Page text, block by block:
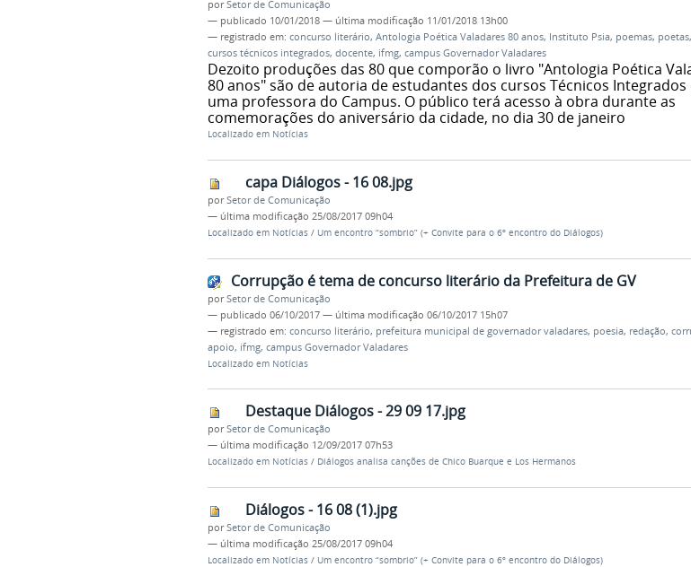
porSetor de Comunicação
— publicado 10/01/2018 — última modificação 11/01/2018 13h00
— registrado em: concurso literário, Antologia Poética Valadares 80 anos, Instituto Psia, poemas, poetas,
cursos técnicos integrados, docente, ifmg, campus Governador Valadares
Dezoito produções das 80 que comporão o livro "Antologia Poética
80 anos" são de autoria de estudantes dos cursos Técnicos Integrados
uma professora do Campus. O público terá acesso à obra durante as
comemorações do aniversário da cidade, no dia 30 de janeiro
Localizado em Notícias
capa Diálogos - 16 08.jpg
porSetor de Comunicação
— última modificação 25/08/2017 09h04
Localizado em Notícias / Um encontro “sombrio” (+ Convite para o 6º encontro do Diálogos)
Corrupção é tema de concurso literário da Prefeitura de GV
porSetor de Comunicação
— publicado 06/10/2017 — última modificação 06/10/2017 15h07
— registrado em: concurso literário, prefeitura municipal de governador valadares, poesia, redação,
apoio, ifmg, campus Governador Valadares
Localizado em Notícias
Destaque Diálogos - 29 09 17.jpg
porSetor de Comunicação
— última modificação 12/09/2017 07h53
Localizado em Notícias / Diálogos analisa canções de Chico Buarque e Los Hermanos
Diálogos - 16 08 (1).jpg
porSetor de Comunicação
— última modificação 25/08/2017 09h04
Localizado em Notícias / Um encontro “sombrio” (+ Convite para o 6º encontro do Diálogos)